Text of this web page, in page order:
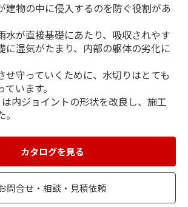
建物の中に侵入するのを防ぐ役割があ
水が直接基礎にあたり、吸収されやす
に湿気がたまり、内部の躯体の劣化に
せ守っていくために、水切りはとても
います。
内ジョイントの形状を改良し、施工
カタログを見る
問合せ・相談・見積依頼